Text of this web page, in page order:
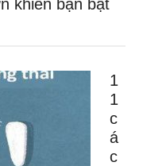
khiến bạn bật
1
1
c
á
c